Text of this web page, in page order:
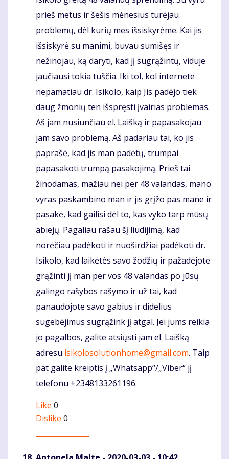
prieš metus ir šešis mėnesius turėjau
problemų, dėl kurių mes išsiskyrėme. Kai jis
išsiskyrė su manimi, buvau sumišęs ir
nežinojau, ką daryti, kad jį sugrąžintų, viduje
jaučiausi tokia tuščia. Iki tol, kol internete
nepamatiau dr. Isikolo, kaip Jis padėjo tiek
daug žmonių ten išspręsti įvairias problemas.
Aš jam nusiunčiau el. Laišką ir papasakojau
jam savo problemą. Aš padariau tai, ko jis
paprašė, kad jis man padėtų, trumpai
papasakoti trumpą pasakojimą. Prieš tai
žinodamas, mažiau nei per 48 valandas, mano
vyras paskambino man ir jis grįžo pas mane ir
pasakė, kad gailisi dėl to, kas vyko tarp mūsų
abiejų. Pagaliau rašau šį liudijimą, kad
norėčiau padėkoti ir nuoširdžiai padėkoti dr.
Isikolo, kad laikėtės savo žodžių ir pažadėjote
grąžinti jį man per vos 48 valandas po jūsų
galingo rašybos rašymo ir už tai, kad
panaudojote savo gabius ir didelius
sugebėjimus sugrąžink jį atgal. Jei jums reikia
jo pagalbos, galite atsiųsti jam el. Laišką
adresu isikolosolutionhome@gmail.com. Taip
pat galite kreiptis į „Whatsapp“/„Viber“ jį
telefonu +2348133261196.
Like 0
Dislike 0